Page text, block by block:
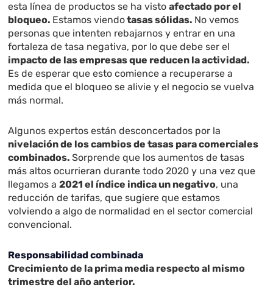
esta línea de productos se ha vistoafectado por el
bloqueo. Estamos viendotasas sólidas. No vemos
personas que intenten rebajarnos y entrar en una
fortaleza de tasa negativa, por lo que debe ser el
impacto de las empresas que reducen la actividad.
Es de esperar que esto comience a recuperarse a
medida que el bloqueo se alivie y el negocio se vuelva
más normal.
Algunos expertos están desconcertados por la
nivelación de los cambios de tasas para comerciales
combinados.Sorprende que los aumentos de tasas
más altos ocurrieran durante todo 2020 y una vez que
llegamos a2021 el índice indica un negativo, una
reducción de tarifas, que sugiere que estamos
volviendo a algo de normalidad en el sector comercial
convencional.
Responsabilidad combinada
Crecimiento de la prima media respecto al mismo
trimestre del año anterior.